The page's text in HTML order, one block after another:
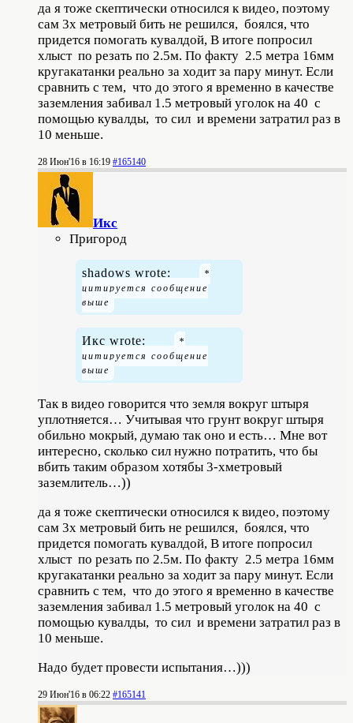
да я тоже скептически относился к видео, поэтому
сам 3х метровый бить не решился, боялся, что
придется помогать кувалдой, В итоге попросил
хлыст по резать по 2.5м. По факту 2.5 метра 16мм
кругакатанки реально за ходит за пару минут. Если
сравнить с тем, что до этого я временно в качестве
заземления забивал 1.5 метровый уголок на 40 с
помощью кувалды, то сил и времени затратил раз в
10 меньше.
28 Июн'16 в 16:19 #165140
Икс
Пригород
shadows wrote:
Икс wrote:
Так в видео говорится что земля вокруг штыря
уплотняется… Учитывая что грунт вокруг штыря
обильно мокрый, думаю так оно и есть… Мне вот
интересно, сколько сил нужно потратить, что бы
вбить таким образом хотябы 3-хметровый
заземлитель…))
да я тоже скептически относился к видео, поэтому
сам 3х метровый бить не решился, боялся, что
придется помогать кувалдой, В итоге попросил
хлыст по резать по 2.5м. По факту 2.5 метра 16мм
кругакатанки реально за ходит за пару минут. Если
сравнить с тем, что до этого я временно в качестве
заземления забивал 1.5 метровый уголок на 40 с
помощью кувалды, то сил и времени затратил раз в
10 меньше.
Надо будет провести испытания…)))
29 Июн'16 в 06:22 #165141